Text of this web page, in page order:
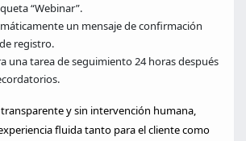
“Webinar”.
un mensaje de confirmación
registro.
una tarea de seguimiento 24 horas después
y sin intervención humana,
fluida tanto para el cliente como